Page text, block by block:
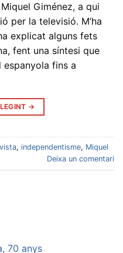
Giménez, a qui
per la televisió. M’ha
explicat alguns fets
fent una síntesi que
espanyola fins a
→
, independentisme, Miquel
Deixa un comentari
70 anys